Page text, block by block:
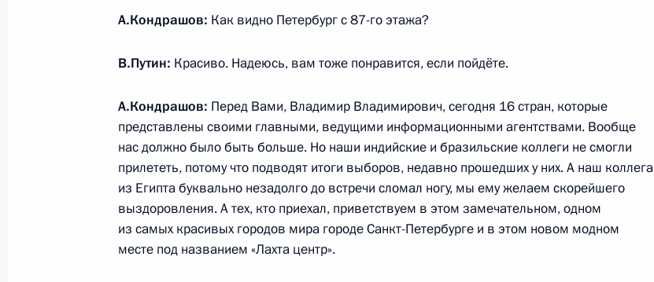
31 мая 2024 года, 14:20 Москва, Кремль
Рабочая встреча с Вячеславом Федорищевым
31 мая 2024 года, 13:05 Москва, Кремль
А.Кондрашов: Как видно Петербург с 87-го этажа?
В.Путин: Красиво. Надеюсь, вам тоже понравится, если пойдёте.
А.Кондрашов: Перед Вами, Владимир Владимирович, сегодня 16 стран, которые
представлены своими главными, ведущими информационными агентствами. Вообще
нас должно было быть больше. Но наши индийские и бразильские коллеги не смогли
прилететь, потому что подводят итоги выборов, недавно прошедших у них. А наш коллега
из Египта буквально незадолго до встречи сломал ногу, мы ему желаем скорейшего
выздоровления. А тех, кто приехал, приветствуем в этом замечательном, одном
из самых красивых городов мира городе Санкт-Петербурге и в этом новом модном
месте под названием «Лахта центр».